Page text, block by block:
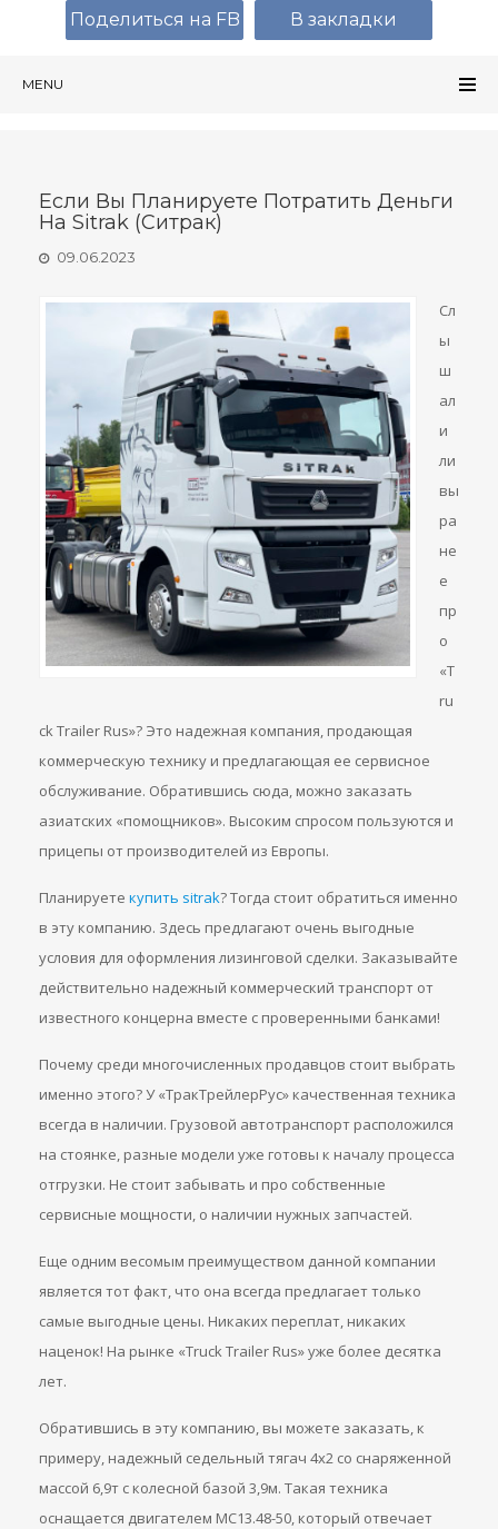
MENU
Если Вы Планируете Потратить Деньги
На Sitrak (Ситрак)
09.06.2023
Сл
ы
ш
ал
и
ли
вы
ра
не
е
пр
о
«T
ru
ck Trailer Rus»? Это надежная компания, продающая
коммерческую технику и предлагающая ее сервисное
обслуживание. Обратившись сюда, можно заказать
азиатских «помощников». Высоким спросом пользуются и
прицепы от производителей из Европы.
Планируете купить sitrak? Тогда стоит обратиться именно
в эту компанию. Здесь предлагают очень выгодные
условия для оформления лизинговой сделки. Заказывайте
действительно надежный коммерческий транспорт от
известного концерна вместе с проверенными банками!
Почему среди многочисленных продавцов стоит выбрать
именно этого? У «ТракТрейлерРус» качественная техника
всегда в наличии. Грузовой автотранспорт расположился
на стоянке, разные модели уже готовы к началу процесса
отгрузки. Не стоит забывать и про собственные
сервисные мощности, о наличии нужных запчастей.
Еще одним весомым преимуществом данной компании
является тот факт, что она всегда предлагает только
самые выгодные цены. Никаких переплат, никаких
наценок! На рынке «Truck Trailer Rus» уже более десятка
лет.
Обратившись в эту компанию, вы можете заказать, к
примеру, надежный седельный тягач 4х2 со снаряженной
массой 6,9т с колесной базой 3,9м. Такая техника
оснащается двигателем МС13.48-50, который отвечает
Поделиться на FB В закладки